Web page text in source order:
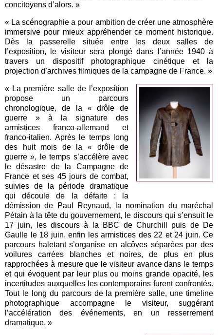
concitoyens d’alors. »
« La scénographie a pour ambition de créer une atmosphère
immersive pour mieux appréhender ce moment historique.
Dès la passerelle située entre les deux salles de
l’exposition, le visiteur sera plongé dans l’année 1940 à
travers un dispositif photographique cinétique et la
projection d’archives filmiques de la campagne de France. »
« La première salle de l’exposition
propose un parcours
chronologique, de la « drôle de
guerre » à la signature des
armistices franco-allemand et
franco-italien. Après le temps long
des huit mois de la « drôle de
guerre », le temps s’accélère avec
le désastre de la Campagne de
France et ses 45 jours de combat,
suivies de la période dramatique
qui découle de la défaite : la
démission de Paul Reynaud, la nomination du maréchal
Pétain à la tête du gouvernement, le discours qui s’ensuit le
17 juin, les discours à la BBC de Churchill puis de De
Gaulle le 18 juin, enfin les armistices des 22 et 24 juin. Ce
parcours haletant s’organise en alcôves séparées par des
voilures carrées blanches et noires, de plus en plus
rapprochées à mesure que le visiteur avance dans le temps
et qui évoquent par leur plus ou moins grande opacité, les
incertitudes auxquelles les contemporains furent confrontés.
Tout le long du parcours de la première salle, une timeline
photographique accompagne le visiteur, suggérant
l’accélération des événements, en un resserrement
dramatique. »